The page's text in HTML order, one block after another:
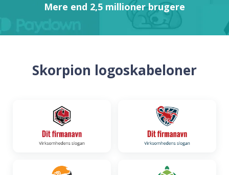
Mere end 2,5 millioner brugere
Skorpion logoskabeloner